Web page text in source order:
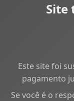
Site
Este site foi
pagamento
Se você é o